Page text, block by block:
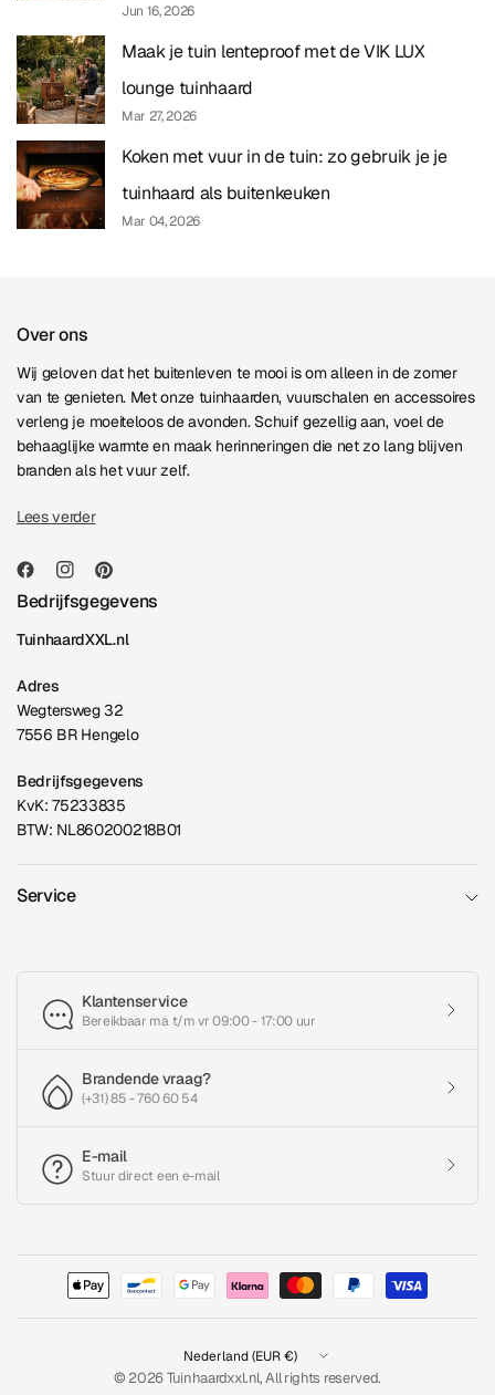
Jun 16, 2026
Maak je tuin lenteproof met de VIK LUX
lounge tuinhaard
Mar 27, 2026
Koken met vuur in de tuin: zo gebruik je je
tuinhaard als buitenkeuken
Mar 04, 2026
Over ons
Wij geloven dat het buitenleven te mooi is om alleen in de zomer
van te genieten. Met onze tuinhaarden, vuurschalen en accessoires
verleng je moeiteloos de avonden. Schuif gezellig aan, voel de
behaaglijke warmte en maak herinneringen die net zo lang blijven
branden als het vuur zelf.
Lees verder
Bedrijfsgegevens
TuinhaardXXL.nl
Adres
Wegtersweg 32
7556 BR Hengelo
Bedrijfsgegevens
KvK: 75233835
BTW: NL860200218B01
Service
Klantenservice
Bereikbaar ma t/m vr 09:00 - 17:00 uur
Brandende vraag?
(+31) 85 - 760 60 54
E-mail
Stuur direct een e-mail
Land/regio
bijwerken
© 2026 Tuinhaardxxl.nl, All rights reserved.